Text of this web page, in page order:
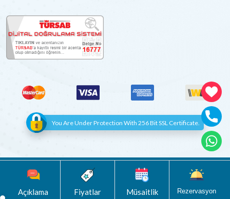
You Are Under Protection With 256 Bit SSL Certificate.
© Copyright 2012 - 2022 | All Rights Reserved
Açıklama Fiyatlar Müsaitlik Rezervasyon